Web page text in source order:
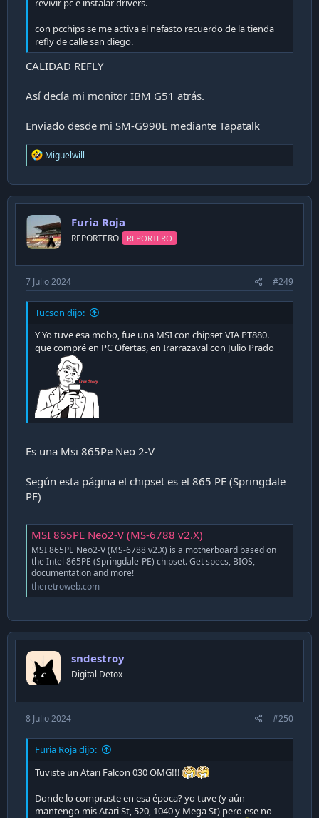
revivir pc e instalar drivers.
con pcchips se me activa el nefasto recuerdo de la tienda
refly de calle san diego.
CALIDAD REFLY
Así decía mi monitor IBM G51 atrás.
Enviado desde mi SM-G990E mediante Tapatalk
R
e
c
t
o
n
s
Miguelwill
Furia Roja
REPORTERO REPORTERO
7 Julio 2024 #249
Tucson dijo:
Y Yo tuve esa mobo, fue una MSI con chipset VIA PT880.
que compré en PC Ofertas, en Irarrazaval con Julio Prado
Es una Msi 865Pe Neo 2-V
Según esta página el chipset es el 865 PE (Springdale
PE)
MSI 865PE Neo2-V (MS-6788 v2.X)
MSI 865PE Neo2-V (MS-6788 v2.X) is a motherboard based on
the Intel 865PE (Springdale-PE) chipset. Get specs, BIOS,
documentation and more!
theretroweb.com
sndestroy
Digital Detox
8 Julio 2024 #250
Furia Roja dijo:
Tuviste un Atari Falcon 030 OMG!!!
Donde lo compraste en esa época? yo tuve (y aún
mantengo mis Atari St, 520, 1040 y Mega St) pero ese no